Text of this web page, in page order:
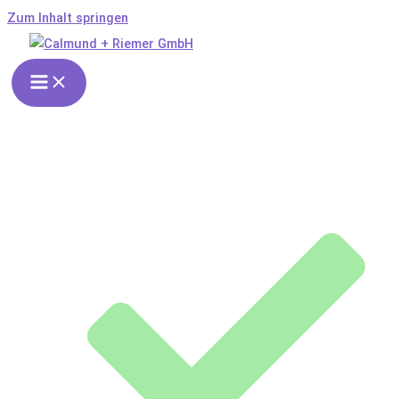
Zum Inhalt springen